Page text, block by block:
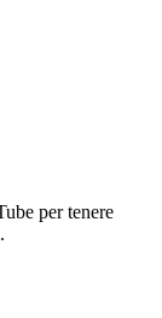
per tenere